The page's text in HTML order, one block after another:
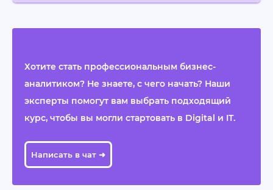
Хотите стать профессиональным бизнес-
аналитиком? Не знаете, с чего начать? Наши
эксперты помогут вам выбрать подходящий
курс, чтобы вы могли стартовать в Digital и IT.
Написать в чат ➜